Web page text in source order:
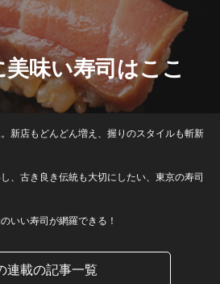
味い寿司はここ
新店もどんどん増え、握りのスタイルも斬新
、古き良き伝統も大切にしたい、東京の寿司
いい寿司が網羅できる！
連載の記事一覧